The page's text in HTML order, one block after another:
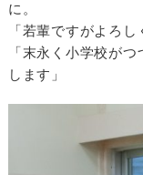
に。
「若輩ですがよろし
「末永く小学校が
します」